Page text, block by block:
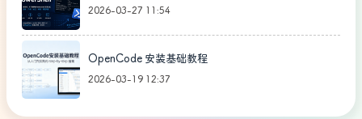
2026-03-27 11:54
OpenCode 安装基础教程
2026-03-19 12:37